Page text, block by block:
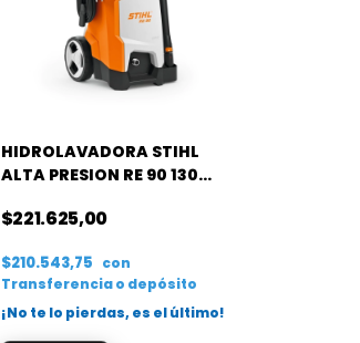
HIDROLAVADORA STIHL
ALTA PRESION RE 90 130
$221.625,00
$210.543,75 con
Transferencia o depósito
¡No te lo pierdas, es el último!